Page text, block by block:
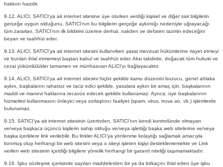
hakkını haizdir.
9.12. ALICI, SATICI’ya ait internet sitesine üye olurken verdiği kişisel ve diğer sair bilgilerin
gerçeğe uygun olduğunu, SATICI’nın bu bilgilerin gerçeğe aykırılığı nedeniyle uğrayacağı
tüm zararları, SATICI’nın ilk bildirimi üzerine derhal, nakden ve defaten tazmin edeceğini
beyan ve taahhüt eder.
9.13. ALICI, SATICI’ya ait internet sitesini kullanırken yasal mevzuat hükümlerine riayet etmeyi
ve bunları ihlal etmemeyi baştan kabul ve taahhüt eder. Aksi takdirde, doğacak tüm hukuki ve
cezai yükümlülükler tamamen ve münhasıran ALICI’yı bağlayacaktır.
9.14. ALICI, SATICI’ya ait internet sitesini hiçbir şekilde kamu düzenini bozucu, genel ahlaka
aykırı, başkalarını rahatsız ve taciz edici şekilde, yasalara aykırı bir amaç için, başkalarının
maddi ve manevi haklarına tecavüz edecek şekilde kullanamaz. Ayrıca, üye başkalarının
hizmetleri kullanmasını önleyici veya zorlaştırıcı faaliyet (spam, virus, truva atı, vb.) işlemlerde
bulunamaz.
9.15. SATICI’ya ait internet sitesinin üzerinden, SATICI’nın kendi kontrolünde olmayan
ve/veya başkaca üçüncü kişilerin sahip olduğu ve/veya işlettiği başka web sitelerine ve/veya
başka içeriklere link verilebilir. Bu linkler ALICI’ya yönlenme kolaylığı sağlamak amacıyla
konmuş olup herhangi bir web sitesini veya o siteyi işleten kişiyi desteklememekte ve Link
verilen web sitesinin içerdiği bilgilere yönelik herhangi bir garanti niteliği taşımamaktadır.
9.16. İşbu sözleşme içerisinde sayılan maddelerden bir ya da birkaçını ihlal eden üye işbu